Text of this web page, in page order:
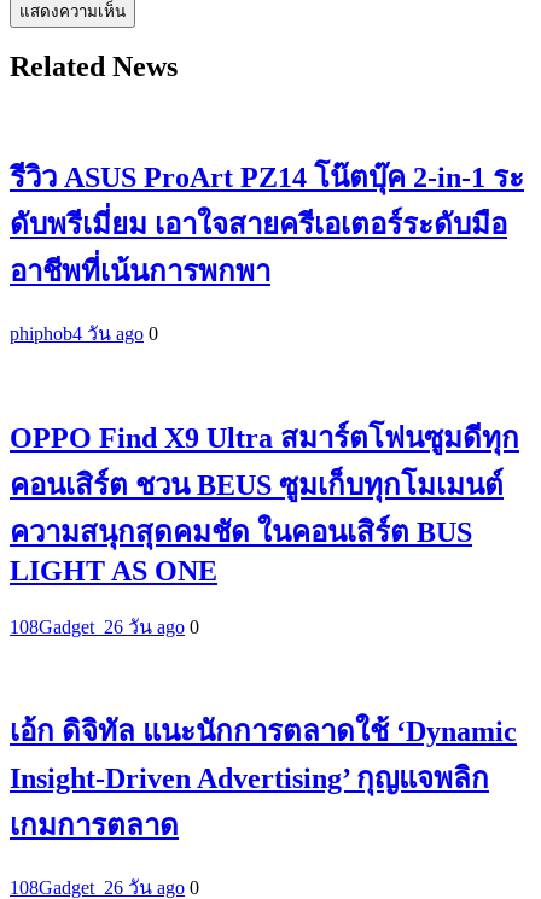
Related News
รีวิว ASUS ProArt PZ14 โน๊ตบุ๊ค 2-in-1 ระ
ดับพรีเมี่ยม เอาใจสายครีเอเตอร์ระดับมือ
อาชีพที่เน้นการพกพา
phiphob4 วัน ago 0
OPPO Find X9 Ultra สมาร์ตโฟนซูมดีทุก
คอนเสิร์ต ชวน BEUS ซูมเก็บทุกโมเมนต์
ความสนุกสุดคมชัด ในคอนเสิร์ต BUS
LIGHT AS ONE
108Gadget_26 วัน ago 0
เอ้ก ดิจิทัล แนะนักการตลาดใช้ ‘Dynamic
Insight-Driven Advertising’ กุญแจพลิก
เกมการตลาด
108Gadget_26 วัน ago 0